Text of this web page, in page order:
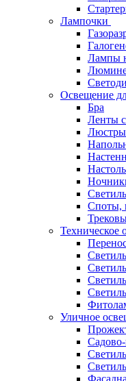
Лампочки
Лампы
Освещение
Бра
Ленты
Споты,
Техническое
Уличное